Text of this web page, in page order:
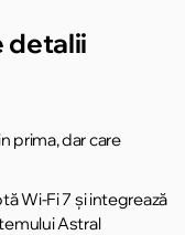
detalii
prima, dar care
Wi-Fi 7 și integrează
Astral